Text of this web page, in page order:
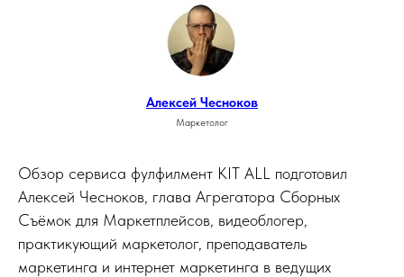
Алексей Чесноков
Маркетолог
Обзор сервиса фулфилмент KIT ALL подготовил
Алексей Чесноков, глава Агрегатора Сборных
Съёмок для Маркетплейсов, видеоблогер,
практикующий маркетолог, преподаватель
маркетинга и интернет маркетинга в ведущих